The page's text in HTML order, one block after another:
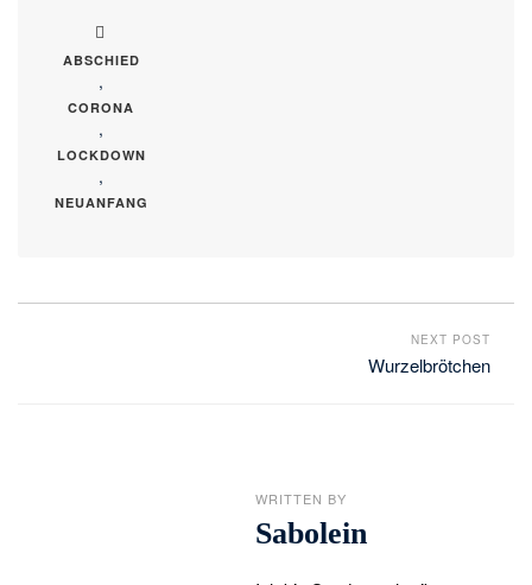
ABSCHIED
,
CORONA
,
LOCKDOWN
,
NEUANFANG
NEXT POST
Wurzelbrötchen
WRITTEN BY
Sabolein